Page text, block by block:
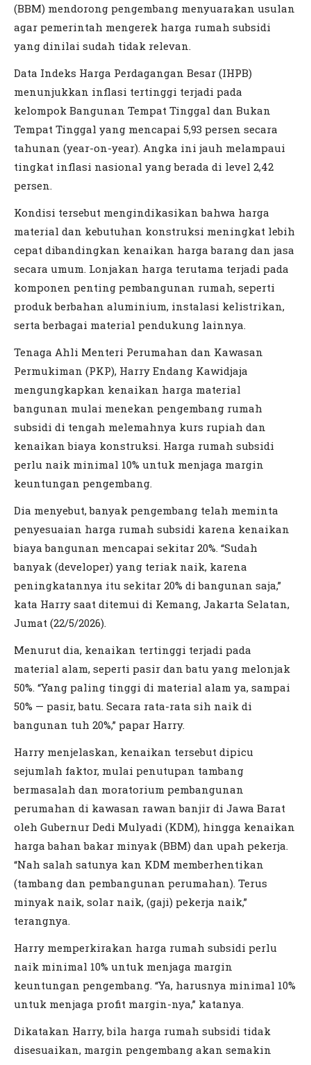
(BBM) mendorong pengembang menyuarakan usulan
agar pemerintah mengerek harga rumah subsidi
yang dinilai sudah tidak relevan.
Data Indeks Harga Perdagangan Besar (IHPB)
menunjukkan inflasi tertinggi terjadi pada
kelompok Bangunan Tempat Tinggal dan Bukan
Tempat Tinggal yang mencapai 5,93 persen secara
tahunan (year-on-year). Angka ini jauh melampaui
tingkat inflasi nasional yang berada di level 2,42
persen.
Kondisi tersebut mengindikasikan bahwa harga
material dan kebutuhan konstruksi meningkat lebih
cepat dibandingkan kenaikan harga barang dan jasa
secara umum. Lonjakan harga terutama terjadi pada
komponen penting pembangunan rumah, seperti
produk berbahan aluminium, instalasi kelistrikan,
serta berbagai material pendukung lainnya.
Tenaga Ahli Menteri Perumahan dan Kawasan
Permukiman (PKP), Harry Endang Kawidjaja
mengungkapkan kenaikan harga material
bangunan mulai menekan pengembang rumah
subsidi di tengah melemahnya kurs rupiah dan
kenaikan biaya konstruksi. Harga rumah subsidi
perlu naik minimal 10% untuk menjaga margin
keuntungan pengembang.
Dia menyebut, banyak pengembang telah meminta
penyesuaian harga rumah subsidi karena kenaikan
biaya bangunan mencapai sekitar 20%. “Sudah
banyak (developer) yang teriak naik, karena
peningkatannya itu sekitar 20% di bangunan saja,”
kata Harry saat ditemui di Kemang, Jakarta Selatan,
Jumat (22/5/2026).
Menurut dia, kenaikan tertinggi terjadi pada
material alam, seperti pasir dan batu yang melonjak
50%. “Yang paling tinggi di material alam ya, sampai
50% — pasir, batu. Secara rata-rata sih naik di
bangunan tuh 20%,” papar Harry.
Harry menjelaskan, kenaikan tersebut dipicu
sejumlah faktor, mulai penutupan tambang
bermasalah dan moratorium pembangunan
perumahan di kawasan rawan banjir di Jawa Barat
oleh Gubernur Dedi Mulyadi (KDM), hingga kenaikan
harga bahan bakar minyak (BBM) dan upah pekerja.
“Nah salah satunya kan KDM memberhentikan
(tambang dan pembangunan perumahan). Terus
minyak naik, solar naik, (gaji) pekerja naik,”
terangnya.
Harry memperkirakan harga rumah subsidi perlu
naik minimal 10% untuk menjaga margin
keuntungan pengembang. “Ya, harusnya minimal 10%
untuk menjaga profit margin-nya,” katanya.
Dikatakan Harry, bila harga rumah subsidi tidak
disesuaikan, margin pengembang akan semakin